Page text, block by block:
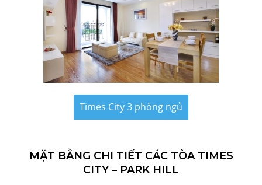
Times City 3 phòng ngủ
MẶT BẰNG CHI TIẾT CÁC TÒA TIMES
CITY – PARK HILL